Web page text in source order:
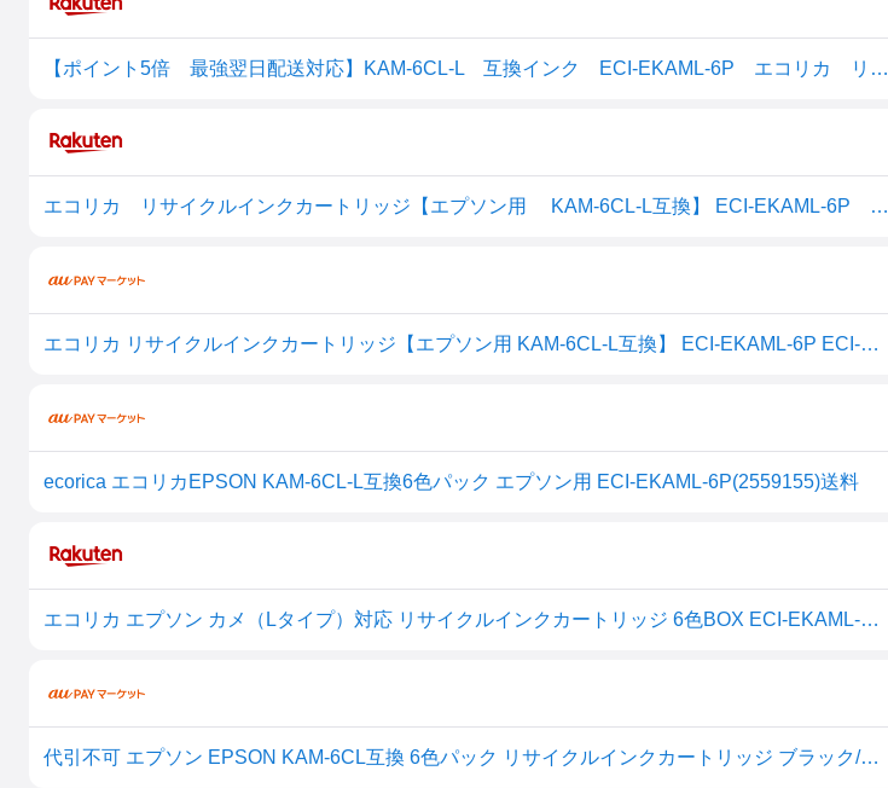
【ポイント5倍 最強翌日配送対応】KAM-6CL-L 互換インク ECI-EKAML-6P エコリカ リサイクルインク
エコリカ リサイクルインクカートリッジ【エプソン用 KAM-6CL-L互換】 ECI-EKAML-6P ECI-EKAML-6P
エコリカ リサイクルインクカートリッジ【エプソン用 KAM-6CL-L互換】 ECI-EKAML-6P ECI-EKAML-6
ecorica エコリカEPSON KAM-6CL-L互換6色パック エプソン用 ECI-EKAML-6P(2559155)送料
エコリカ エプソン カメ（Lタイプ）対応 リサイクルインクカートリッジ 6色BOX ECI-EKAML-6P 目印：カメ
代引不可 エプソン EPSON KAM-6CL互換 6色パック リサイクルインクカートリッジ ブラック/シアン/マゼンタ/イエロ